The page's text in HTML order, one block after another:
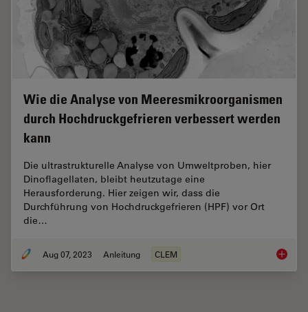
Wie die Analyse von Meeresmikroorganismen
durch Hochdruckgefrieren verbessert werden
kann
Die ultrastrukturelle Analyse von Umweltproben, hier
Dinoflagellaten, bleibt heutzutage eine
Herausforderung. Hier zeigen wir, dass die
Durchführung von Hochdruckgefrieren (HPF) vor Ort
die…
Aug 07, 2023 Anleitung CLEM Wie